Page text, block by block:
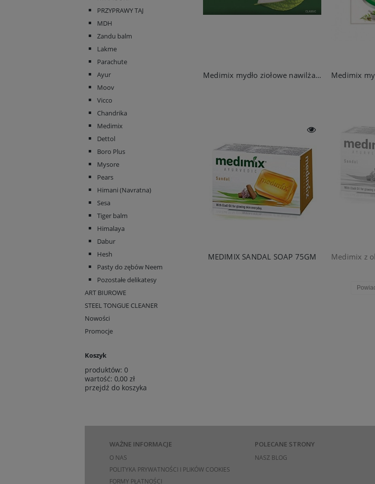
PRZYPRAWY TAJ
MDH
Zandu balm
Lakme
Parachute
Ayur
Moov
Vicco
Chandrika
Medimix
Dettol
Boro Plus
Mysore
Pears
Himani (Navratna)
Sesa
Tiger balm
Himalaya
Dabur
Hesh
Pasty do zębów Neem
Pozostałe delikatesy
ART BIUROWE
STEEL TONGUE CLEANER
Nowości
Promocje
Koszyk
produktów: 0
wartość: 0,00 zł
przejdź do koszyka
Medimix mydło ziołowe nawilżające 125g
MEDIMIX SANDAL SOAP 75GM
WAŻNE INFORMACJE
O NAS
POLITYKA PRYWATNOŚCI I PLIKÓW COOKIES
FORMY PŁATNOŚCI
POLECANE STRONY
NASZ BLOG